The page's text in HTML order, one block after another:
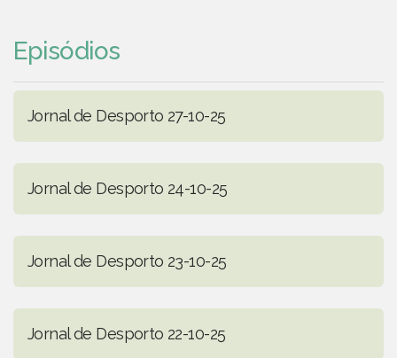
Episódios
Jornal de Desporto 27-10-25
Jornal de Desporto 24-10-25
Jornal de Desporto 23-10-25
Jornal de Desporto 22-10-25